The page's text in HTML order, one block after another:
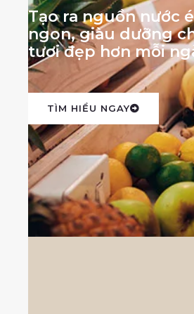
Tạo ra nguồn nước
ngon, giàu dưỡng
tươi đẹp hơn mỗi
TÌM HIỂU NGAY